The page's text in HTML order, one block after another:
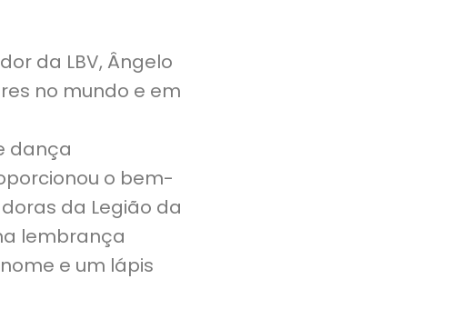
da LBV, Ângelo
no mundo e em
dança
o bem-
da Legião da
lembrança
e um lápis